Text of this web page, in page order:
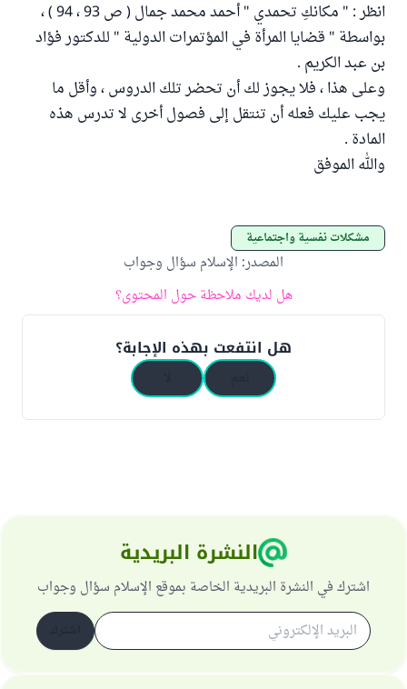
انظر : " مكانكِ تحمدي " أحمد محمد جمال ( ص 93 ، 94 ) ،
بواسطة " قضايا المرأة في المؤتمرات الدولية " للدكتور فؤاد
بن عبد الكريم .
وعلى هذا ، فلا يجوز لك أن تحضر تلك الدروس ، وأقل ما
يجب عليك فعله أن تنتقل إلى فصول أخرى لا تدرس هذه
المادة .
والله الموفق
مشكلات نفسية واجتماعية
المصدر: الإسلام سؤال وجواب
هل لديك ملاحظة حول المحتوى؟
هل انتفعت بهذه الإجابة؟
النشرة البريدية
اشترك في النشرة البريدية الخاصة بموقع الإسلام سؤال وجواب